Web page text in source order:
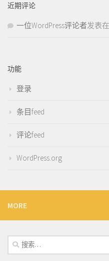
近期评论
一位WordPress评论者发表
功能
登录
条目feed
评论feed
WordPress.org
MORE
搜
索：